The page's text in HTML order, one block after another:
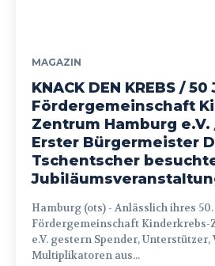
MAGAZIN
KNACK DEN KREBS /
Fördergemeinschaft
Zentrum Hamburg e.V.
Erster Bürgermeister
Tschentscher
Hamburg (ots) - Anlässlich ihres 50. Jubiläums lud die
Fördergemeinschaft
e.V. gestern Spender,
Multiplikatoren aus...